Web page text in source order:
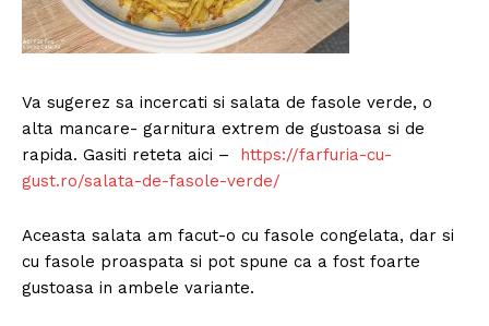
Va sugerez sa incercati si salata de fasole verde, o
alta mancare- garnitura extrem de gustoasa si de
rapida. Gasiti reteta aici – https://farfuria-cu-
gust.ro/salata-de-fasole-verde/
Aceasta salata am facut-o cu fasole congelata, dar si
cu fasole proaspata si pot spune ca a fost foarte
gustoasa in ambele variante.